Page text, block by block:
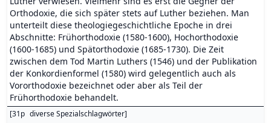
Orthodoxie, die sich später stets auf Luther beziehen. Man
unterteilt diese theologiegeschichtliche Epoche in drei
Abschnitte: Frühorthodoxie (1580-1600), Hochorthodoxie
(1600-1685) und Spätorthodoxie (1685-1730). Die Zeit
zwischen dem Tod Martin Luthers (1546) und der Publikation
der Konkordienformel (1580) wird gelegentlich auch als
Vororthodoxie bezeichnet oder aber als Teil der
Frühorthodoxie behandelt.
[31p diverse Spezialschlagwörter]